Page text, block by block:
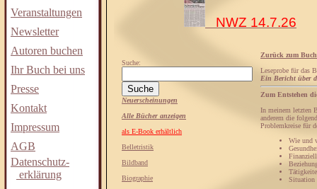
Veranstaltungen
Newsletter
Autoren buchen
Ihr Buch bei uns
Presse
Kontakt
Impressum
AGB
Datenschutz-
erklärung
NWZ 14.7.26
Suche:
Neuerscheinungen
Alle Bücher anzeigen
als E-Book erhältlich
Belletristik
Bildband
Biographie
Zurück zum Buch
Leseprobe für das
Ein Bericht über
Zum Entstehen
In meinem letzten
anderem die
Problemkreise für
Wie und
Situation